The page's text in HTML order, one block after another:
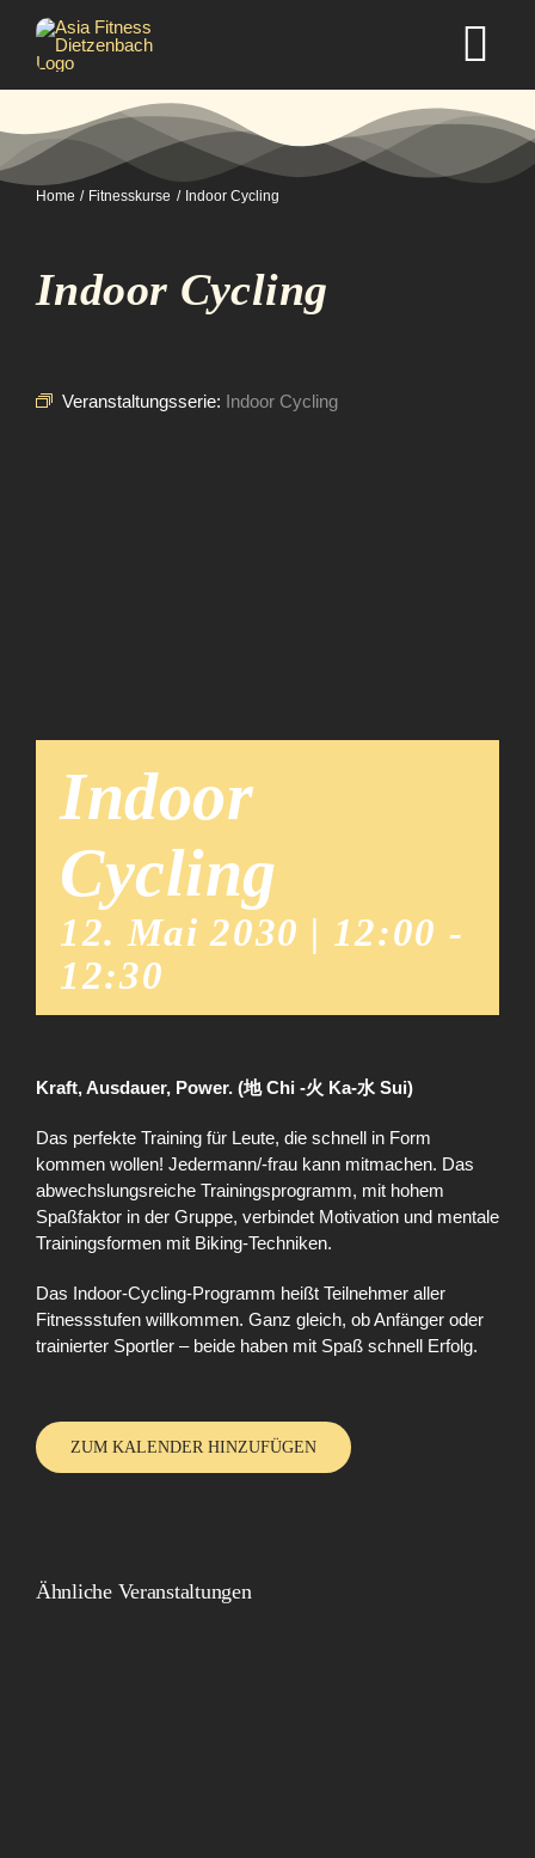
Inhalt
springen
Kurse
Selbstverteidigung
Home Fitnesskurse Indoor Cycling
Indoor Cycling
Veranstaltungsserie: Indoor Cycling
Indoor
Cycling
12. Mai 2030 | 12:00 -
12:30
Kraft, Ausdauer, Power. (地 Chi -火 Ka-水 Sui)
Das perfekte Training für Leute, die schnell in Form
kommen wollen! Jedermann/-frau kann mitmachen. Das
abwechslungsreiche Trainingsprogramm, mit hohem
Spaßfaktor in der Gruppe, verbindet Motivation und mentale
Trainingsformen mit Biking-Techniken.
Das Indoor-Cycling-Programm heißt Teilnehmer aller
Fitnessstufen willkommen. Ganz gleich, ob Anfänger oder
trainierter Sportler – beide haben mit Spaß schnell Erfolg.
ZUM KALENDER HINZUFÜGEN
Ähnliche Veranstaltungen